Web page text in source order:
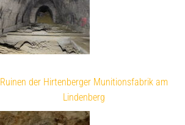
Ruinen der Hirtenberger Munitionsfabrik am
Lindenberg